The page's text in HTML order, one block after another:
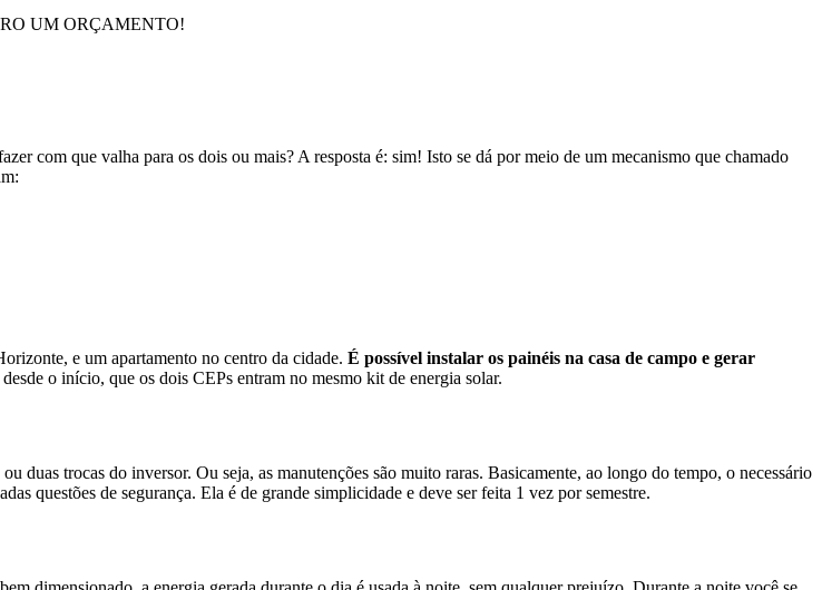
UM ORÇAMENTO!
com que valha para os dois ou mais? A resposta é: sim! Isto se dá por meio de um mecanismo que chamado
e um apartamento no centro da cidade. É possível instalar os painéis na casa de campo e gerar
o início, que os dois CEPs entram no mesmo kit de energia solar.
duas trocas do inversor. Ou seja, as manutenções são muito raras. Basicamente, ao longo do tempo, o necessário
questões de segurança. Ela é de grande simplicidade e deve ser feita 1 vez por semestre.